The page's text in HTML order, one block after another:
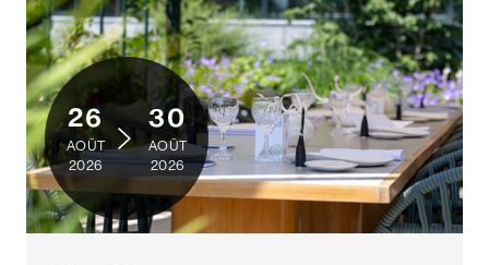
26
AOÛT
2026
30
AOÛT
2026